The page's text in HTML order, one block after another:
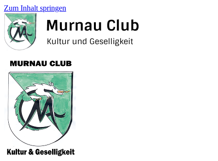
Zum Inhalt springen